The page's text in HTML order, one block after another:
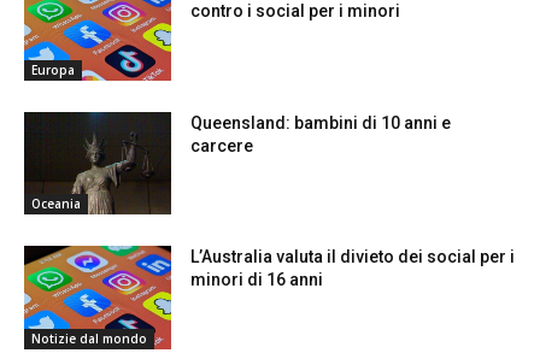
Europa
contro i social per i minori
Oceania
Queensland: bambini di 10 anni e
carcere
Notizie dal mondo
L’Australia valuta il divieto dei social per i
minori di 16 anni